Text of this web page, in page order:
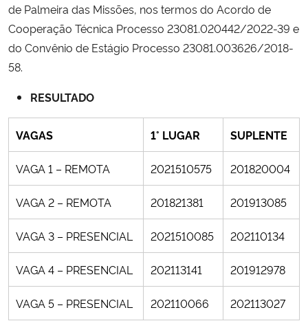
Secretaria de Governo
Gabinete de Segurança Institucional
de Palmeira das Missões, nos termos do Acordo de
Cooperação Técnica Processo 23081.020442/2022-39 e
do Convênio de Estágio Processo 23081.003626/2018-
58.
RESULTADO
VAGAS 1° LUGAR SUPLENTE
VAGA 1 – REMOTA 2021510575 201820004
VAGA 2 – REMOTA 201821381 201913085
VAGA 3 – PRESENCIAL 2021510085 202110134
VAGA 4 – PRESENCIAL 202113141 201912978
VAGA 5 – PRESENCIAL 202110066
202113027